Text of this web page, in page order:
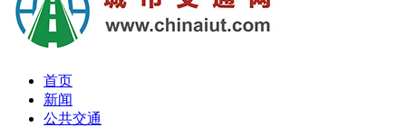
首页
新闻
公共交通